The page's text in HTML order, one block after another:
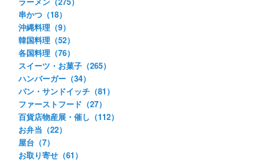
串かつ（18）
沖縄料理（9）
韓国料理（52）
各国料理（76）
スイーツ・お菓子（265）
ハンバーガー（34）
パン・サンドイッチ（81）
ファーストフード（27）
百貨店物産展・催し（112）
お弁当（22）
屋台（7）
お取り寄せ（61）